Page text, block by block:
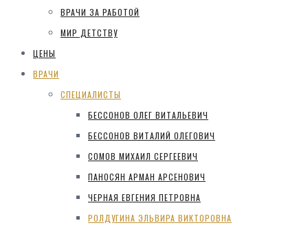
ВРАЧИ ЗА РАБОТОЙ
МИР ДЕТСТВУ
ЦЕНЫ
ВРАЧИ
СПЕЦИАЛИСТЫ
БЕССОНОВ ОЛЕГ ВИТАЛЬЕВИЧ
БЕССОНОВ ВИТАЛИЙ ОЛЕГОВИЧ
СОМОВ МИХАИЛ СЕРГЕЕВИЧ
ПАНОСЯН АРМАН АРСЕНОВИЧ
ЧЕРНАЯ ЕВГЕНИЯ ПЕТРОВНА
РОЛДУГИНА ЭЛЬВИРА ВИКТОРОВНА